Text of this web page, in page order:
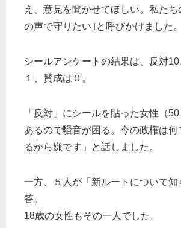
え、意見を聞かせてほしい。私たち
の声で守りたい｣と呼びかけました。
シールアンケートの結果は、反対
１、賛成は０。
「反対」にシールを貼った女性（
あるので騒音が困る。今の政権は何
るから嫌です」と話しました。
一方、５人が「新ルートについて知
答。
18歳の女性もその一人でした。